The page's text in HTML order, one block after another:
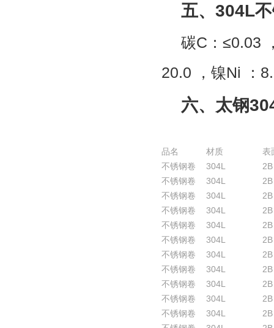
五、 304L
碳C ： ≤0.03
20.0
，镍Ni ：
六、太钢
品名 材质
表
不锈钢卷
304L
2B
不锈钢卷
304L
2B
不锈钢卷
304L
2B
不锈钢卷
304L
2B
不锈钢卷
304L
2B
不锈钢卷
304L
2B
不锈钢卷
304L
2B
不锈钢卷
304L
2B
不锈钢卷
304L
2B
不锈钢卷
304L
2B
不锈钢卷
304L
2B